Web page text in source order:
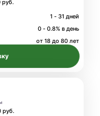
руб.
1 - 31 дней
0 - 0.8% в день
от 18 до 80 лет
руб.